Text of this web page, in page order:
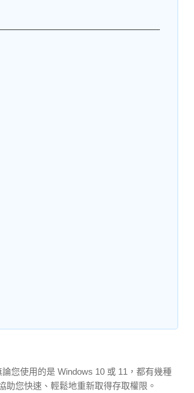
您使用的是 Windows 10 或 11，都有幾種
您快速、輕鬆地重新取得存取權限。